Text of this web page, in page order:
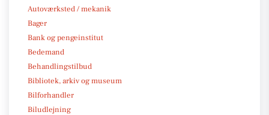
Autoværksted / mekanik
Bager
Bank og pengeinstitut
Bedemand
Behandlingstilbud
Bibliotek, arkiv og museum
Bilforhandler
Biludlejning